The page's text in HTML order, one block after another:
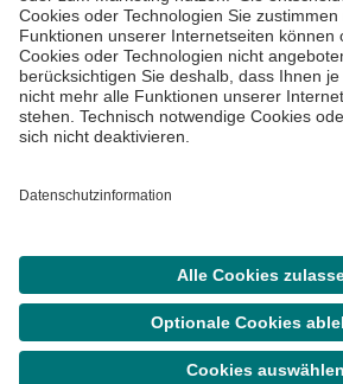
Menü
SucheTermin
Impressum
Datenschutzinformationen
Barrierefreiheit
©Asklepios Kliniken GmbH & Co.